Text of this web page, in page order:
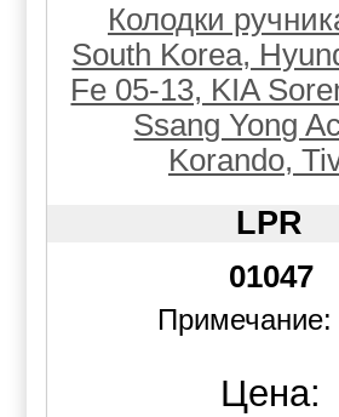
Колодки
South Korea,
Fe 05-13, KIA
Ssang Yong
Korando,
LPR
01047
Примечание:
Цена: